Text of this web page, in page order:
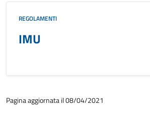
REGOLAMENTI
IMU
Pagina aggiornata il 08/04/2021